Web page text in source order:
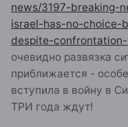
news/3197-breaking-
israel-has-no-
despite-
очевидно развязка
приближается -
вступила в войну в
ТРИ года ждут!